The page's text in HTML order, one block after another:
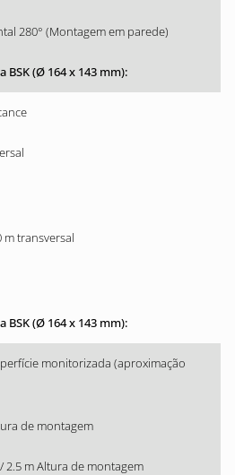
280° (Montagem em parede)
m transversal
monitorizada (aproximação
de montagem
/ 2.5 m Altura de montagem